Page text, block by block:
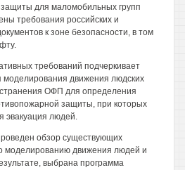
для маломобильных групп
требования российских и
к зоне безопасности, в том
требований подчеркивает
моделирования движения людских
ОФП для определения
защиты, при которых
эвакуация людей.
обзор существующих
моделированию движения людей и
выбрана программа